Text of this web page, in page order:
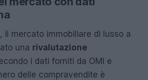
il mercato immobiliare di lusso a
una rivalutazione
i dati forniti da OMI e
delle compravendite è